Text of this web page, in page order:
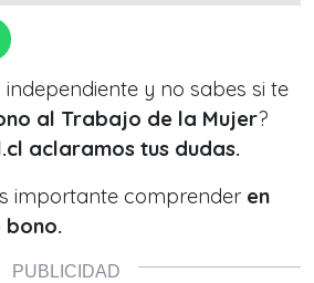
y no sabes si te
al Trabajo de la Mujer?
aclaramos tus dudas.
importante comprender en
bono.